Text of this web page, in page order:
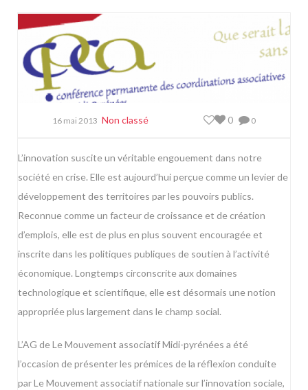
16 mai 2013 Non classé 0
0
L’innovation suscite un véritable engouement dans notre
société en crise. Elle est aujourd’hui perçue comme un levier de
développement des territoires par les pouvoirs publics.
Reconnue comme un facteur de croissance et de création
d’emplois, elle est de plus en plus souvent encouragée et
inscrite dans les politiques publiques de soutien à l’activité
économique. Longtemps circonscrite aux domaines
technologique et scientifique, elle est désormais une notion
appropriée plus largement dans le champ social.
L’AG de Le Mouvement associatif Midi-pyrénées a été
l’occasion de présenter les prémices de la réflexion conduite
par Le Mouvement associatif nationale sur l’innovation sociale,